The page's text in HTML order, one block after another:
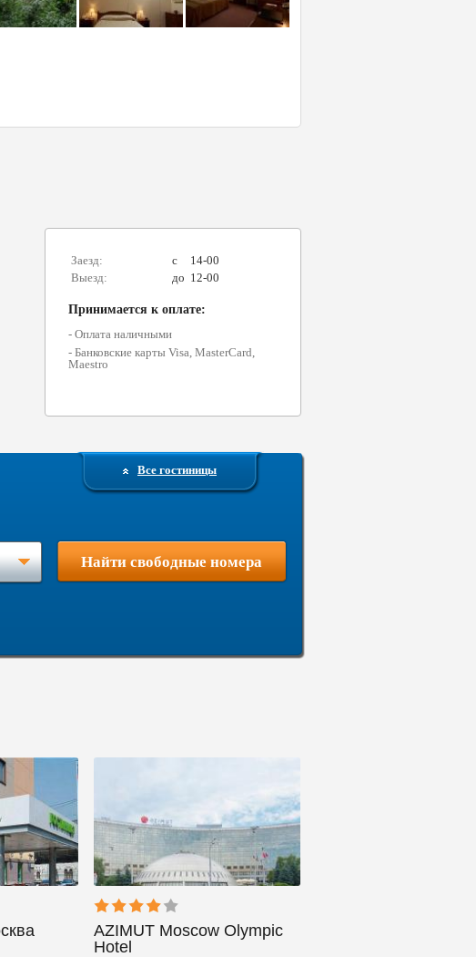
Заезд: c
14-00
Выезд:
до 12-00
Принимается к оплате:
- Оплата наличными
- Банковские карты Visa, MasterCard,
Maestro
Все гостиницы
Найти свободные номера
AZIMUT Moscow Olympic
Hotel